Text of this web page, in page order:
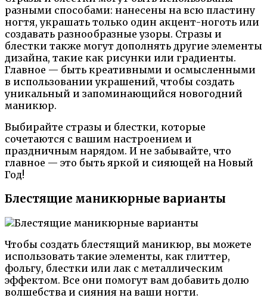
разными способами: нанесены на всю пластину
ногтя, украшать только один акцент-ноготь или
создавать разнообразные узоры. Стразы и
блестки также могут дополнять другие элементы
дизайна, такие как рисунки или градиенты.
Главное — быть креативными и осмысленными
в использовании украшений, чтобы создать
уникальный и запоминающийся новогодний
маникюр.
Выбирайте стразы и блестки, которые
сочетаются с вашим настроением и
праздничным нарядом. И не забывайте, что
главное — это быть яркой и сияющей на Новый
Год!
Блестящие маникюрные варианты
Чтобы создать блестящий маникюр, вы можете
использовать такие элементы, как глиттер,
фольгу, блестки или лак с металлическим
эффектом. Все они помогут вам добавить долю
волшебства и сияния на ваши ногти.